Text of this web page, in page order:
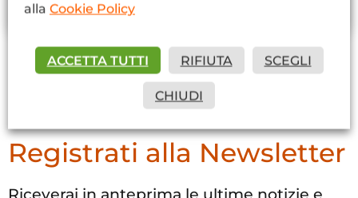
Registrati alla Newsletter
Riceverai in anteprima le ultime notizie e
alla Cookie Policy
ACCETTA TUTTI RIFIUTA SCEGLI
CHIUDI